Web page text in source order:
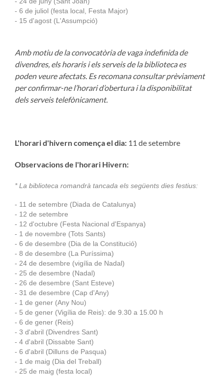
- 6 de juliol (festa local, Festa Major)
- 15 d'agost (L'Assumpció)
Amb motiu de la convocatòria de vaga indefinida de
divendres, els horaris i els serveis de la biblioteca es
poden veure afectats. Es recomana consultar prèviament
per confirmar-ne l’horari d’obertura i la disponibilitat
dels serveis telefònicament.
L'horari d'hivern comença el dia: 11 de setembre
Observacions de l'horari Hivern:
* La biblioteca romandrà tancada els següents dies festius:
- 11 de setembre (Diada de Catalunya)
- 12 de setembre
- 12 d'octubre (Festa Nacional d'Espanya)
- 1 de novembre (Tots Sants)
- 6 de desembre (Dia de la Constitució)
- 8 de desembre (La Puríssima)
- 24 de desembre (vigília de Nadal)
- 25 de desembre (Nadal)
- 26 de desembre (Sant Esteve)
- 31 de desembre (Cap d'Any)
- 1 de gener (Any Nou)
- 5 de gener (Vigília de Reis): de 9.30 a 15.00 h
- 6 de gener (Reis)
- 3 d'abril (Divendres Sant)
- 4 d'abril (Dissabte Sant)
- 6 d'abril (Dilluns de Pasqua)
- 1 de maig (Dia del Treball)
- 25 de maig (festa local)